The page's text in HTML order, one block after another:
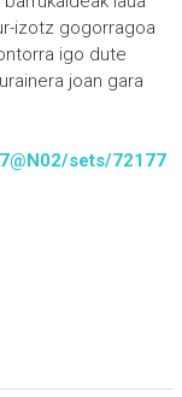
izotz gogorragoa
igo dute
joan gara
sets/72177